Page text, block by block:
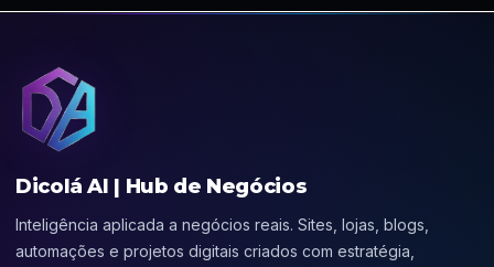
Dicolá AI | Hub de Negócios
Inteligência aplicada a negócios reais. Sites, lojas, blogs,
automações e projetos digitais criados com estratégia,